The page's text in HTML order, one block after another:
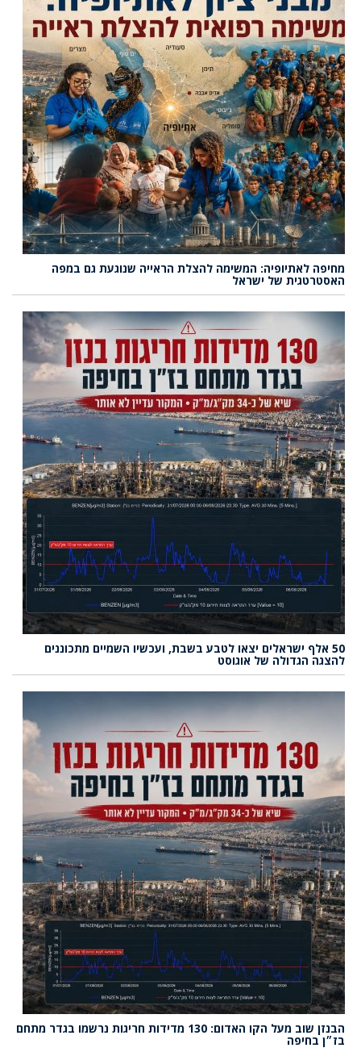
מחיפה לאתיופיה: המשימה להצלת הראייה שנוגעת גם במפה
האסטרטגית של ישראל
50 אלף ישראלים יצאו לטבע בשבת, ועכשיו השמיים מתכוננים
להצגה הגדולה של אוגוסט
הבנזן שוב מעל הקו האדום: 130 מדידות חריגות נרשמו בגדר מתחם
בז״ן בחיפה